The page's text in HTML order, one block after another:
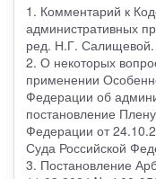
1. Комментарий к
административных
ред. Н.Г.
2. О некоторых
применении
Федерации об
постановление
Федерации от
Суда Российской
3. Постановление